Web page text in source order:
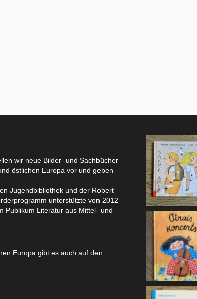
wir neue Bilder- und Sachbücher
östlichen Europa vor und geben
Jugendbibliothek und der Robert
unterstützte von 2012
Publikum Literatur aus Mittel- und
Europa gibt es auch auf den